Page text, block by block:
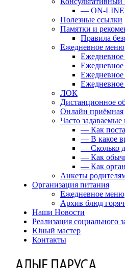
— ON-LINE
Полезные ссылки
Памятки и
Правила
Ежедневное меню
ЛОК
Дистанционное
Онлайн приёмная
Часто
— Как
— В какое
— Сколько
— Как
— Как
Анкеты
Организация питания
Ежедневное меню
Архив блюд
Наши Новости
Реализация социального
Юный мастер
Контакты